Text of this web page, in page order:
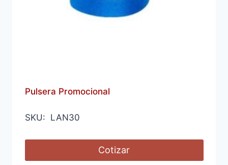
Pulsera Promocional
SKU: LAN30
Cotizar